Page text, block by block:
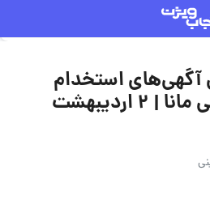
استخدام
گروه صنایع غذایی مانا | 2 اردیبهشت